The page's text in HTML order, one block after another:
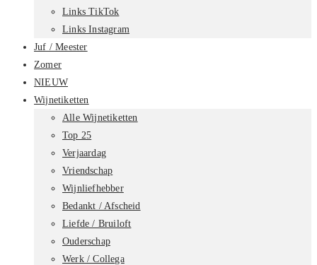
Links TikTok
Links Instagram
Juf / Meester
Zomer
NIEUW
Wijnetiketten
Alle Wijnetiketten
Top 25
Verjaardag
Vriendschap
Wijnliefhebber
Bedankt / Afscheid
Liefde / Bruiloft
Ouderschap
Werk / Collega